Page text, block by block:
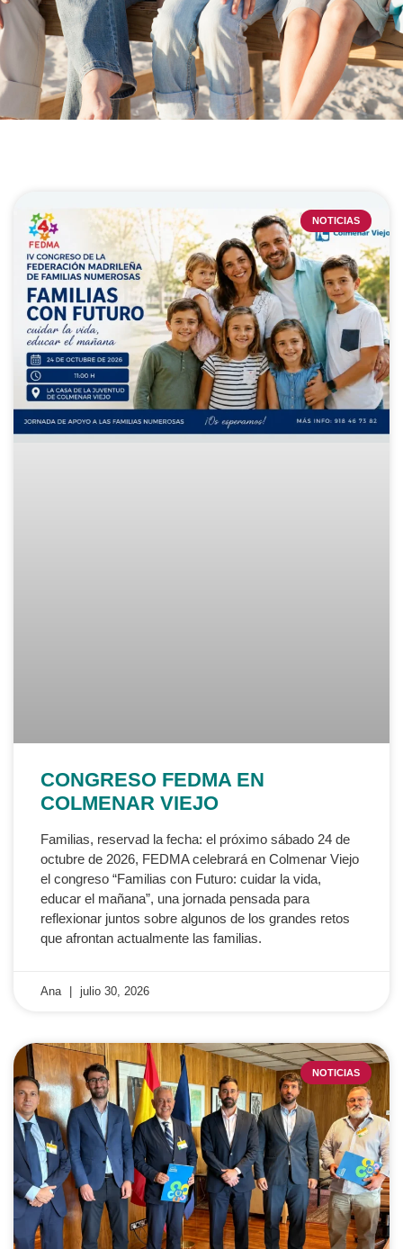
NOTICIAS
CONGRESO FEDMA EN
COLMENAR VIEJO
Familias, reservad la fecha: el próximo sábado 24 de
octubre de 2026, FEDMA celebrará en Colmenar Viejo
el congreso “Familias con Futuro: cuidar la vida,
educar el mañana”, una jornada pensada para
reflexionar juntos sobre algunos de los grandes retos
que afrontan actualmente las familias.
Ana julio 30, 2026
NOTICIAS